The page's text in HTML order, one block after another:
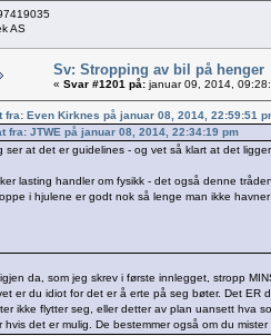
AS
Sv: Stropping av bil på henger
« Svar #1201 på: januar 09, 2014,
fra: Even Kirknes på januar 08, 2014, 22:59:51
fra: JTWE på januar 08, 2014, 22:34:19 pm
ser at det er guidelines - og vet så klart at det
lasting handler om fysikk - det også denne
i hjulene er godt nok så lenge man ikke
da, som jeg skrev i første innlegget, stropp
er du idiot for det er å erte på seg bøter. Det ER
ikke flytter seg, eller detter av plan uansett hva
hvis det er mulig. De bestemmer også om du